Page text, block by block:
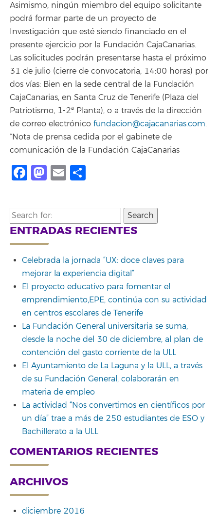
Asimismo, ningún miembro del equipo solicitante
podrá formar parte de un proyecto de
Investigación que esté siendo financiado en el
presente ejercicio por la Fundación CajaCanarias.
Las solicitudes podrán presentarse hasta el próximo
31 de julio (cierre de convocatoria, 14:00 horas) por
dos vías: Bien en la sede central de la Fundación
CajaCanarias, en Santa Cruz de Tenerife (Plaza del
Patriotismo, 1-2ª Planta), o a través de la dirección
de correo electrónico fundacion@cajacanarias.com.
*Nota de prensa cedida por el gabinete de
comunicación de la Fundación CajaCanarias
Facebook
Mastodon
Email
Search
for:
ENTRADAS RECIENTES
Celebrada la jornada “UX: doce claves para
mejorar la experiencia digital”
El proyecto educativo para fomentar el
emprendimiento,EPE, continúa con su actividad
en centros escolares de Tenerife
La Fundación General universitaria se suma,
desde la noche del 30 de diciembre, al plan de
contención del gasto corriente de la ULL
El Ayuntamiento de La Laguna y la ULL, a través
de su Fundación General, colaborarán en
materia de empleo
La actividad “Nos convertimos en científicos por
un día” trae a más de 250 estudiantes de ESO y
Bachillerato a la ULL
COMENTARIOS RECIENTES
ARCHIVOS
diciembre 2016